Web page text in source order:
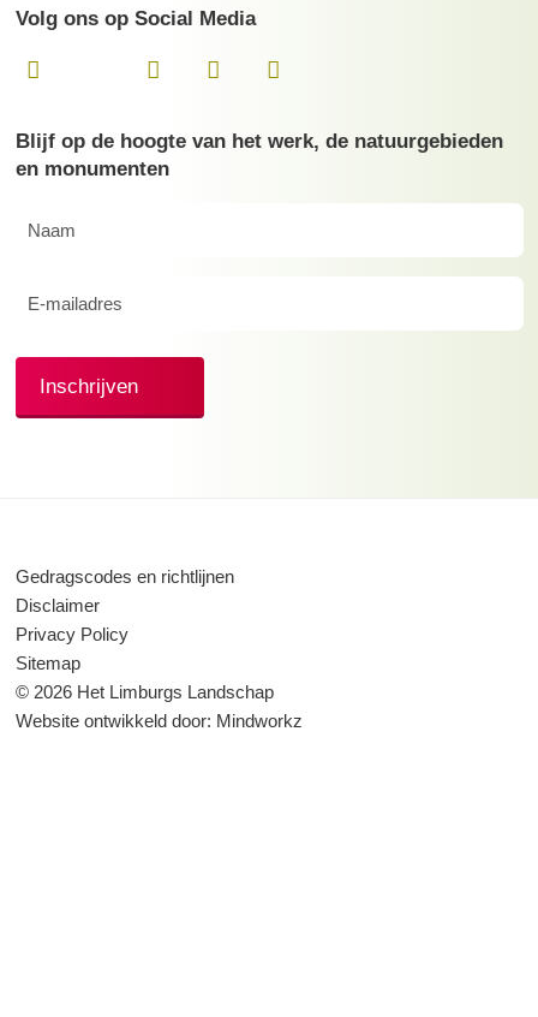
Volg ons op Social Media
Blijf op de hoogte van het werk, de natuurgebieden
en monumenten
(Vereist)
Inschrijven
Gedragscodes en richtlijnen
Disclaimer
Privacy Policy
Sitemap
© 2026 Het Limburgs Landschap
Website ontwikkeld door: Mindworkz